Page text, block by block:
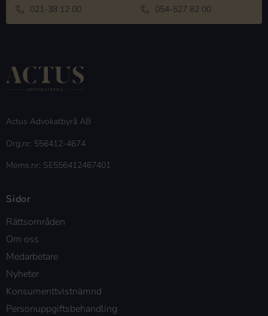
021-38 12 00
054-527 82 00
Actus Advokatbyrå AB
Org.nr: 556412-4674
Moms.nr: SE556412467401
Sidor
Rättsområden
Om oss
Medarbetare
Nyheter
Konsumenttvistnämnd
Personuppgiftsbehandling